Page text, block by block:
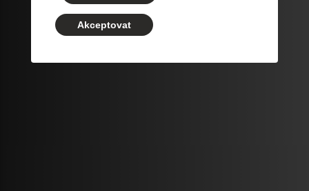
Akceptovat